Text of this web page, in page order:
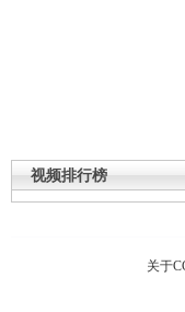
视频排行榜
关于